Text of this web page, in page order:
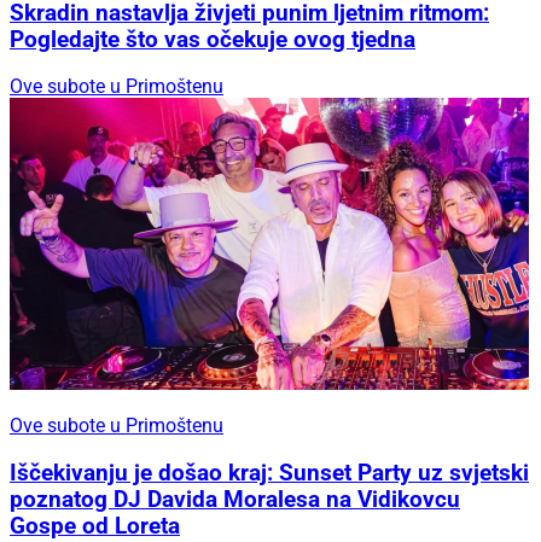
Skradin nastavlja živjeti punim ljetnim ritmom:
Pogledajte što vas očekuje ovog tjedna
Ove subote u Primoštenu
Ove subote u Primoštenu
Iščekivanju je došao kraj: Sunset Party uz svjetski
poznatog DJ Davida Moralesa na Vidikovcu
Gospe od Loreta